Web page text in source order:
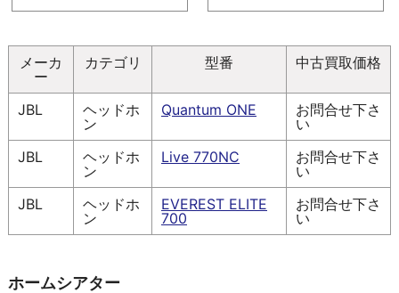
メーカ
ー
カテゴリ 型番 中古買取価格
JBL
ヘッドホ
ン
Quantum ONE
お問合せ下さ
い
JBL
ヘッドホ
ン
Live 770NC
お問合せ下さ
い
JBL
ヘッドホ
ン
EVEREST ELITE
700
お問合せ下さ
い
ホームシアター